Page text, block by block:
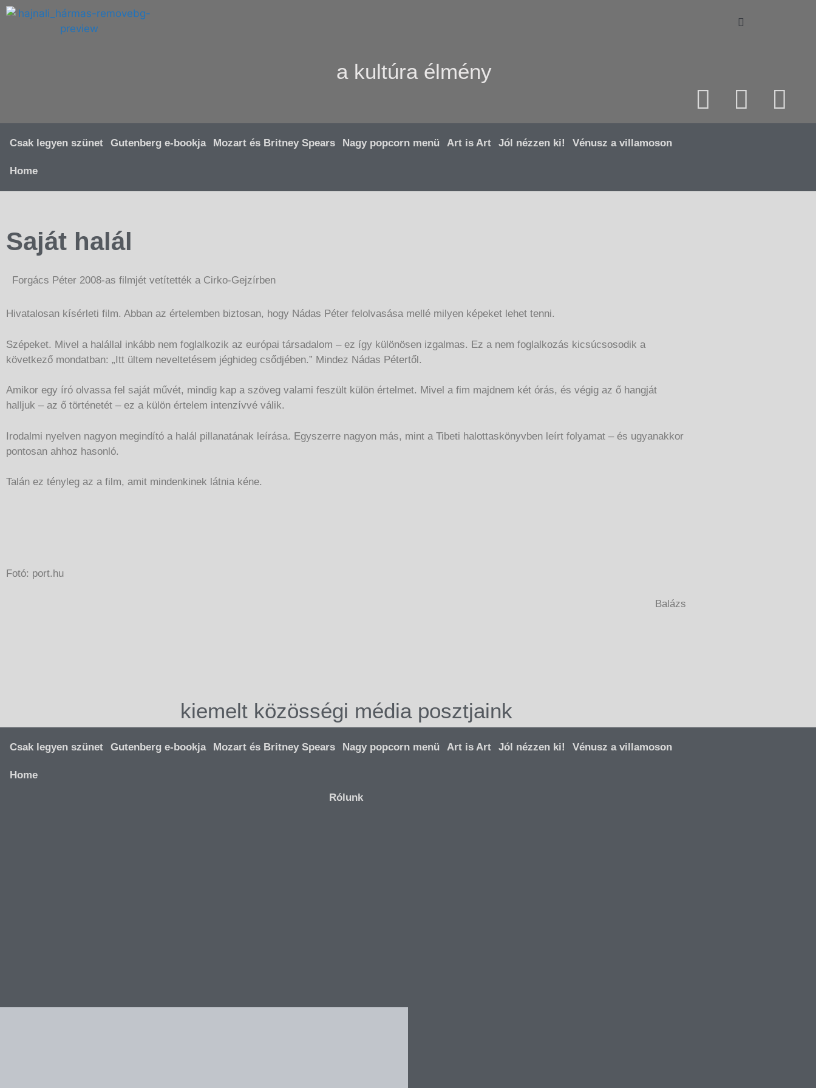
a kultúra élmény
Csak legyen szünet Gutenberg e-bookja Mozart és Britney Spears Nagy popcorn menü Art is Art Jól nézzen ki! Vénusz a villamoson
Home
Saját halál
Forgács Péter 2008-as filmjét vetítették a Cirko-Gejzírben
Hivatalosan kísérleti film. Abban az értelemben biztosan, hogy Nádas Péter felolvasása mellé milyen képeket lehet tenni.
Szépeket. Mivel a halállal inkább nem foglalkozik az európai társadalom – ez így különösen izgalmas. Ez a nem foglalkozás kicsúcsosodik a
következő mondatban: „Itt ültem neveltetésem jéghideg csődjében.” Mindez Nádas Pétertől.
Amikor egy író olvassa fel saját művét, mindig kap a szöveg valami feszült külön értelmet. Mivel a fim majdnem két órás, és végig az ő hangját
halljuk – az ő történetét – ez a külön értelem intenzívvé válik.
Irodalmi nyelven nagyon megindító a halál pillanatának leírása. Egyszerre nagyon más, mint a Tibeti halottaskönyvben leírt folyamat – és ugyanakkor
pontosan ahhoz hasonló.
Talán ez tényleg az a film, amit mindenkinek látnia kéne.
Fotó: port.hu
Balázs
kiemelt közösségi média posztjaink
Csak legyen szünet Gutenberg e-bookja Mozart és Britney Spears Nagy popcorn menü Art is Art Jól nézzen ki! Vénusz a villamoson
Home
Rólunk